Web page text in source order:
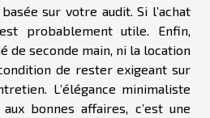
sur votre audit. Si l’achat
probablement utile. Enfin,
de seconde main, ni la location
de rester exigeant sur
L’élégance minimaliste
aux bonnes affaires, c’est une